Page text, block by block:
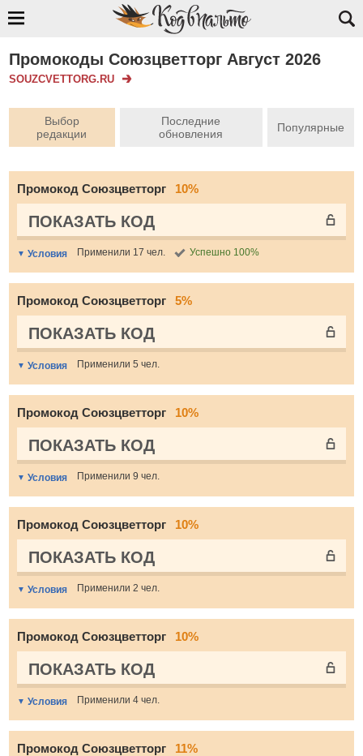
Промокоды Союзцветторг Август 2026
SOUZCVETTORG.RU
Выбор
редакции
Последние
обновления
Популярные
Промокод Союзцветторг 10%
ПОКАЗАТЬ КОД
Условия Применили 17 чел. Успешно 100%
Промокод Союзцветторг 5%
ПОКАЗАТЬ КОД
Условия Применили 5 чел.
Промокод Союзцветторг 10%
ПОКАЗАТЬ КОД
Условия Применили 9 чел.
Промокод Союзцветторг 10%
ПОКАЗАТЬ КОД
Условия Применили 2 чел.
Промокод Союзцветторг 10%
ПОКАЗАТЬ КОД
Условия Применили 4 чел.
Промокод Союзцветторг 11%